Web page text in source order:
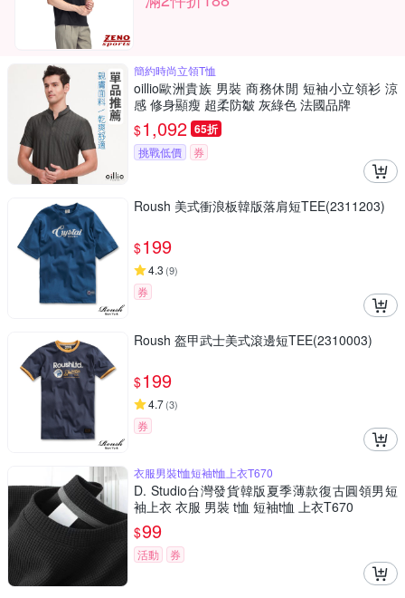
簡約時尚立領T恤
oillio歐洲貴族 男裝 商務休閒 短袖小立領衫 涼
感 修身顯瘦 超柔防皺 灰綠色 法國品牌
$1,092 65折
挑戰低價 券
Roush 美式衝浪板韓版落肩短TEE(2311203)
$199
4.3 (9)
券
Roush 盔甲武士美式滾邊短TEE(2310003)
$199
4.7(3)
券
衣服男裝t恤短袖t恤上衣T670
D. Studio台灣發貨韓版夏季薄款復古圓領男短
袖上衣 衣服 男裝 t恤 短袖t恤 上衣T670
$99
活動 券